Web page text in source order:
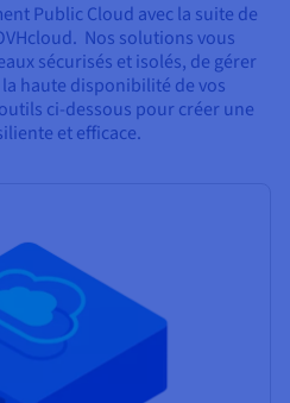
Public Cloud avec la suite de
Nos solutions vous
sécurisés et isolés, de gérer
haute disponibilité de vos
ci-dessous pour créer une
et efficace.